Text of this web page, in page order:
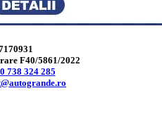
F40/5861/2022
738 324 285